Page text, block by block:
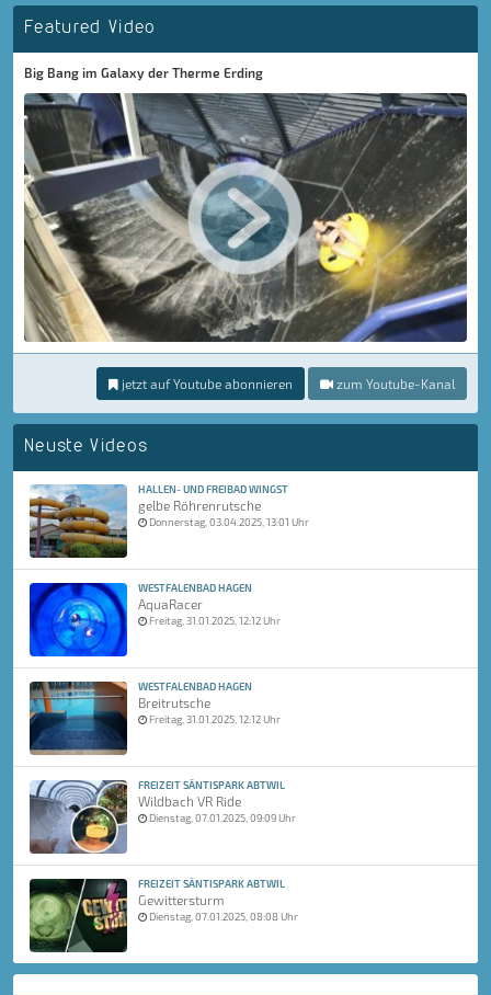
Featured Video
Big Bang im Galaxy der Therme Erding
jetzt auf Youtube abonnieren zum Youtube-Kanal
Neuste Videos
HALLEN- UND FREIBAD WINGST
gelbe Röhrenrutsche
Donnerstag, 03.04.2025, 13:01 Uhr
WESTFALENBAD HAGEN
AquaRacer
Freitag, 31.01.2025, 12:12 Uhr
WESTFALENBAD HAGEN
Breitrutsche
Freitag, 31.01.2025, 12:12 Uhr
FREIZEIT SÄNTISPARK ABTWIL
Wildbach VR Ride
Dienstag, 07.01.2025, 09:09 Uhr
FREIZEIT SÄNTISPARK ABTWIL
Gewittersturm
Dienstag, 07.01.2025, 08:08 Uhr